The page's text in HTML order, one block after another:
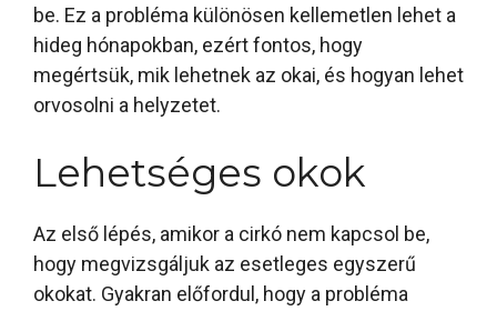
be. Ez a probléma különösen kellemetlen lehet a
hideg hónapokban, ezért fontos, hogy
megértsük, mik lehetnek az okai, és hogyan lehet
orvosolni a helyzetet.
Lehetséges okok
Az első lépés, amikor a cirkó nem kapcsol be,
hogy megvizsgáljuk az esetleges egyszerű
okokat. Gyakran előfordul, hogy a probléma